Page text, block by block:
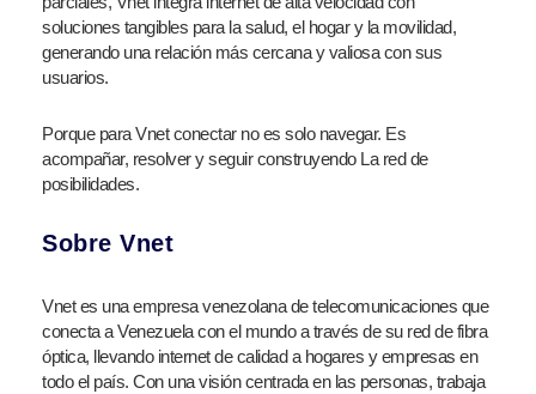
soluciones tangibles para la salud, el hogar y la movilidad,
generando una relación más cercana y valiosa con sus
usuarios.
Porque para Vnet conectar no es solo navegar. Es
acompañar, resolver y seguir construyendo La red de
posibilidades.
Sobre Vnet
Vnet es una empresa venezolana de telecomunicaciones que
conecta a Venezuela con el mundo a través de su red de fibra
óptica, llevando internet de calidad a hogares y empresas en
todo el país. Con una visión centrada en las personas, trabaja